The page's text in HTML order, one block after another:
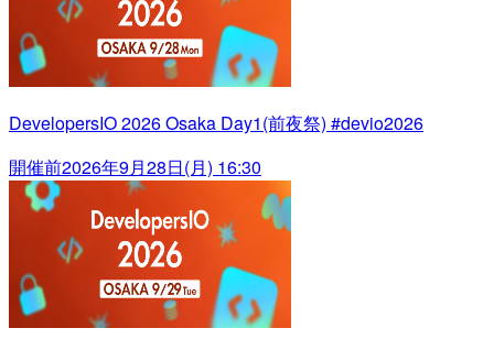
DevelopersIO 2026 Osaka Day1(前夜祭) #devio2026
開催前2026年9月28日(月) 16:30